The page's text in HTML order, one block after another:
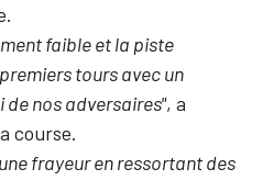
faible et la piste
tours avec un
de nos adversaires", a
course.
frayeur en ressortant des